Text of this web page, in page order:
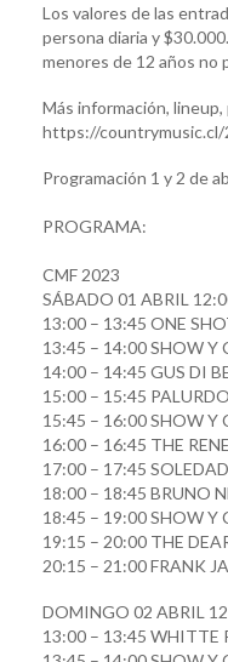
Los valores de las
persona diaria y
menores de 12 años no
Más información,
https://
Programación 1 y 2 de
PROGRAMA:
CMF 2023
SÁBADO 01 ABRIL
13:00 – 13:45 ONE
13:45 – 14:00 SHOW Y
14:00 – 14:45 GUS DI
15:00 – 15:45
15:45 – 16:00 SHOW Y
16:00 – 16:45 THE
17:00 – 17:45
18:00 – 18:45 BRUNO
18:45 – 19:00 SHOW Y
19:15 – 20:00 THE
20:15 – 21:00 FRANK
DOMINGO 02 ABRIL
13:00 – 13:45 WHITTE